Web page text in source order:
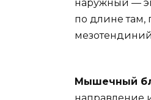
наружный —
по длине там,
Мышечный
направление